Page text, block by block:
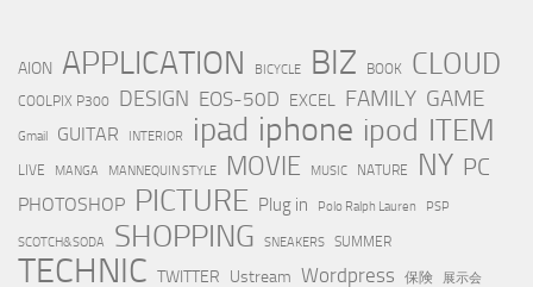
AION APPLICATION BICYCLE BIZ BOOK CLOUD
COOLPIX P300 DESIGN EOS-50D EXCEL FAMILY GAME
Gmail GUITAR INTERIOR ipad iphone ipod ITEM
LIVE MANGA MANNEQUIN STYLE MOVIE MUSIC NATURE NY PC
PHOTOSHOP PICTURE Plug in Polo Ralph Lauren PSP
SCOTCH&SODA SHOPPING SNEAKERS SUMMER
TECHNIC TWITTER Ustream Wordpress 保険 展示会